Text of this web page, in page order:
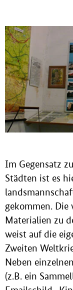
Im Gegensatz
Städten ist es
gekommen.
Materialien zu
weist auf die
Zweiten
Neben
(z.B. ein